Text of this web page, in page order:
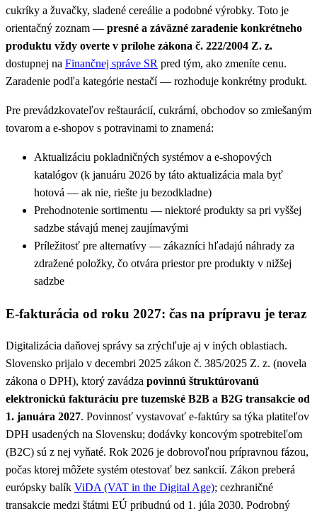
cukríky a žuvačky, sladené cereálie a podobné výrobky. Toto je
orientačný zoznam — presné a záväzné zaradenie konkrétneho
produktu vždy overte v prílohe zákona č. 222/2004 Z. z.
dostupnej na Finančnej správe SR pred tým, ako zmeníte cenu.
Zaradenie podľa kategórie nestačí — rozhoduje konkrétny produkt.
Pre prevádzkovateľov reštaurácií, cukrární, obchodov so zmiešaným
tovarom a e-shopov s potravinami to znamená:
Aktualizáciu pokladničných systémov a e-shopových
katalógov (k januáru 2026 by táto aktualizácia mala byť
hotová — ak nie, riešte ju bezodkladne)
Prehodnotenie sortimentu — niektoré produkty sa pri vyššej
sadzbe stávajú menej zaujímavými
Príležitosť pre alternatívy — zákazníci hľadajú náhrady za
zdražené položky, čo otvára priestor pre produkty v nižšej
sadzbe
E-fakturácia od roku 2027: čas na prípravu je teraz
Digitalizácia daňovej správy sa zrýchľuje aj v iných oblastiach.
Slovensko prijalo v decembri 2025 zákon č. 385/2025 Z. z. (novela
zákona o DPH), ktorý zavádza povinnú štruktúrovanú
elektronickú fakturáciu pre tuzemské B2B a B2G transakcie od
1. januára 2027. Povinnosť vystavovať e-faktúry sa týka platiteľov
DPH usadených na Slovensku; dodávky koncovým spotrebiteľom
(B2C) sú z nej vyňaté. Rok 2026 je dobrovoľnou prípravnou fázou,
počas ktorej môžete systém otestovať bez sankcií. Zákon preberá
európsky balík ViDA (VAT in the Digital Age); cezhraničné
transakcie medzi štátmi EÚ pribudnú od 1. júla 2030. Podrobný